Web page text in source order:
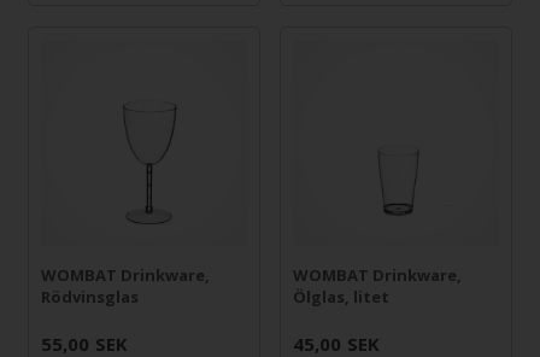
WOMBAT Drinkware,
Rödvinsglas
55,00 SEK
WOMBAT Drinkware,
Ölglas, litet
45,00 SEK